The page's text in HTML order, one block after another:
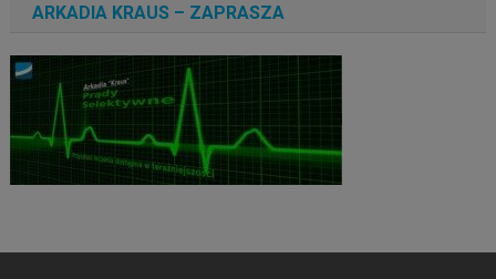
ARKADIA KRAUS – ZAPRASZA